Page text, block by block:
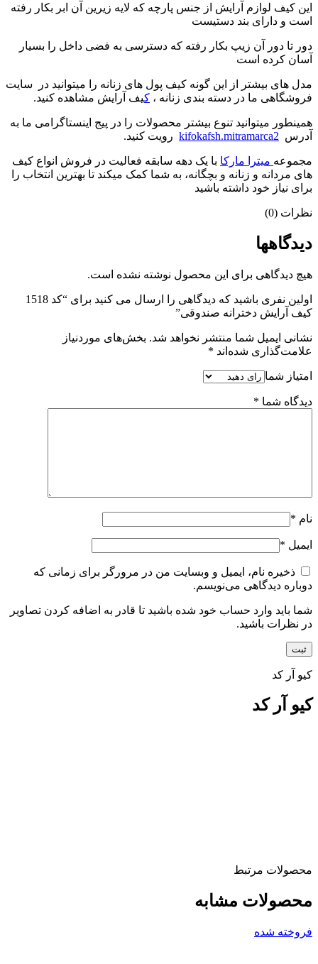
این کیف لوازم آرایش از جنس پارچه که لایه زیرین آن ابر بکار رفته
است و دارای بند دستیست
دور تا دور آن زیپ بکار رفته که دسترسی به فضی داخل را بسیار
آسان کرده است
مدل های بیشتر از این گونه کیف پول های زنانه را میتوانید در سایت
فروشگاهی ما در دسته بندی زنانه ، کیف آرایش مشاهده کنید.
همینطور میتوانید تنوع بیشتر محصولات را در پیج اینستاگرامی ما به
آدرس kifokafsh.mitramarca2 رویت کنید.
مجموعه میترا مارکا با یک دهه سابقه فعالیت در فروش انواع کیف
های مردانه و زنانه و بچگانه، به شما کمک میکند تا بهترین انتخاب را
برای نیاز خود داشته باشید
نظرات (0)
دیدگاهها
هیچ دیدگاهی برای این محصول نوشته نشده است.
اولین نفری باشید که دیدگاهی را ارسال می کنید برای “کد 1518
کیف آرایش دخترانه صندوقی”
نشانی ایمیل شما منتشر نخواهد شد. بخش‌های موردنیاز
علامت‌گذاری شده‌اند *
امتیاز شما
دیدگاه شما *
نام *
ایمیل *
ذخیره نام، ایمیل و وبسایت من در مرورگر برای زمانی که
دوباره دیدگاهی می‌نویسم.
شما باید وارد حساب خود شده باشید تا قادر به اضافه کردن تصاویر
در نظرات باشید.
کیو آر کد
کیو آر کد
محصولات مرتبط
محصولات مشابه
فروخته شده